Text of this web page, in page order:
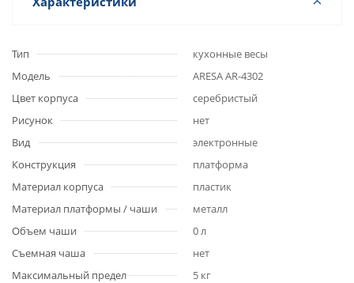
Тип
кухонные весы
Модель
ARESA AR-4302
Цвет корпуса
серебристый
Рисунок
нет
Вид
электронные
Конструкция
платформа
Материал корпуса
пластик
Материал платформы / чаши
металл
Объем чаши
0 л
Съемная чаша
нет
Максимальный предел
5 кг